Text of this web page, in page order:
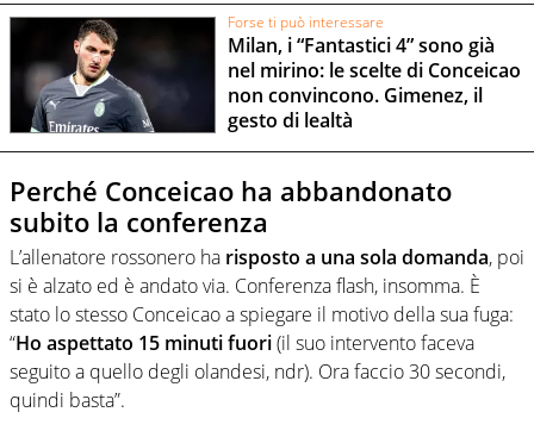
Forse ti può interessare
Milan, i “Fantastici 4” sono già
nel mirino: le scelte di Conceicao
non convincono. Gimenez, il
gesto di lealtà
Perché Conceicao ha abbandonato
subito la conferenza
L’allenatore rossonero ha risposto a una sola domanda, poi
si è alzato ed è andato via. Conferenza flash, insomma. È
stato lo stesso Conceicao a spiegare il motivo della sua fuga:
“Ho aspettato 15 minuti fuori(il suo intervento faceva
seguito a quello degli olandesi, ndr). Ora faccio 30 secondi,
quindi basta”.